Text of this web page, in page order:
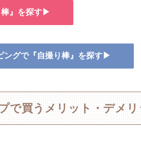
棒』を探す▶
ングで『自撮り棒』を探す▶
で買うメリット・デメリ